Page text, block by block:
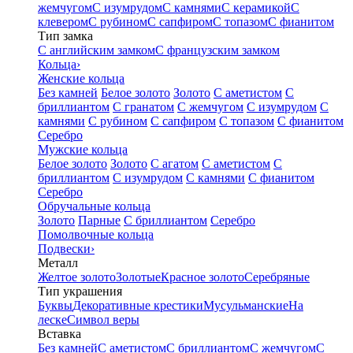
жемчугомС изумрудомС камнямиС керамикойС
клеверомС рубиномС сапфиромС топазомС фианитом
Тип замка
С английским замкомС французским замком
Кольца›
Женские кольца
Без камней Белое золото Золото С аметистом С
бриллиантом С гранатом С жемчугом С изумрудом С
камнями С рубином С сапфиром С топазом С фианитом
Серебро
Мужские кольца
Белое золото Золото С агатом С аметистом С
бриллиантом С изумрудом С камнями С фианитом
Серебро
Обручальные кольца
Золото Парные С бриллиантом Серебро
Помолвочные кольца
Подвески›
Металл
Желтое золотоЗолотыеКрасное золотоСеребряные
Тип украшения
БуквыДекоративные крестикиМусульманскиеНа
лескеСимвол веры
Вставка
Без камнейС аметистомС бриллиантомС жемчугомС